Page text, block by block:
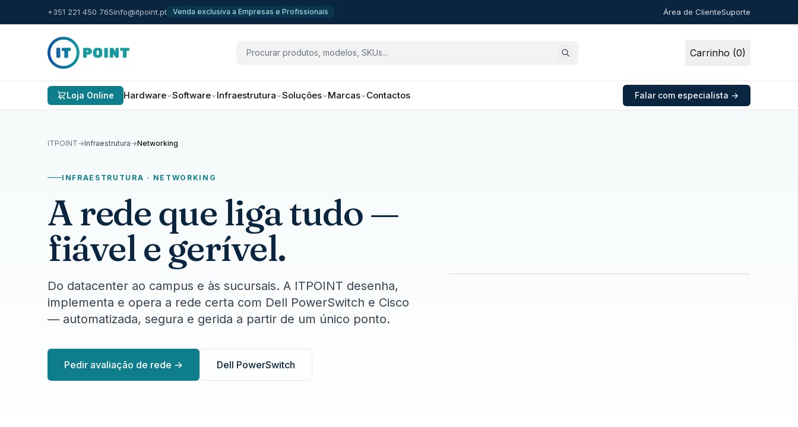
+351 221 450 765info@itpoint.pt Venda exclusiva a Empresas e Profissionais Área de ClienteSuporte
Carrinho (0)
Loja Online Hardware Software Infraestrutura Soluções Marcas Contactos Falar com especialista →
ITPOINT→Infraestrutura→Networking
INFRAESTRUTURA · NETWORKING
A rede que liga tudo —
fiável e gerível.
Do datacenter ao campus e às sucursais. A ITPOINT desenha,
implementa e opera a rede certa com Dell PowerSwitch e Cisco
— automatizada, segura e gerida a partir de um único ponto.
Pedir avaliação de rede → Dell PowerSwitch